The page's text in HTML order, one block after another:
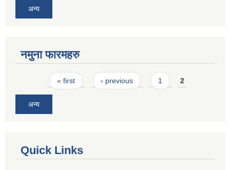
अन्य
नमुना फारमहरु
Pages« first ‹ previous 1 2
अन्य
Quick Links